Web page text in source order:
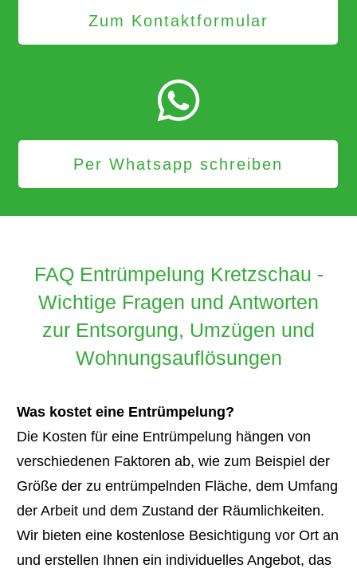
Zum Kontaktformular
Per Whatsapp schreiben
FAQ Entrümpelung Kretzschau -
Wichtige Fragen und Antworten
zur Entsorgung, Umzügen und
Wohnungsauflösungen
Was kostet eine Entrümpelung?
Die Kosten für eine Entrümpelung hängen von
verschiedenen Faktoren ab, wie zum Beispiel der
Größe der zu entrümpelnden Fläche, dem Umfang
der Arbeit und dem Zustand der Räumlichkeiten.
Wir bieten eine kostenlose Besichtigung vor Ort an
und erstellen Ihnen ein individuelles Angebot, das